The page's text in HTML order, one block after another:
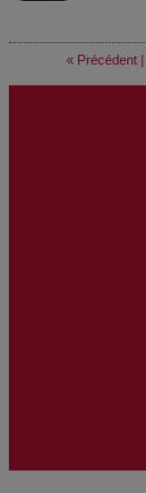
« Précédent |